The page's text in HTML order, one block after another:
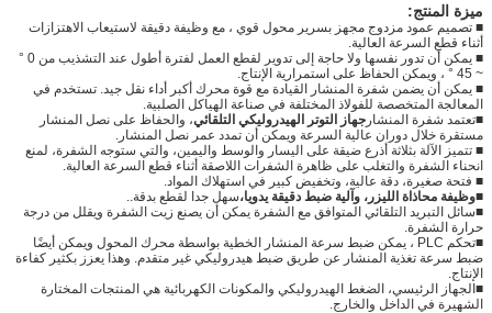
ميزة المنتج:
■ تصميم عمود مزدوج مجهز بسرير محول قوي ، مع وظيفة دقيقة لاستيعاب الاهتزازات
أثناء قطع السرعة العالية.
■ يمكن أن تدور نفسها ولا حاجة إلى تدوير لقطع العمل لفترة أطول عند التشذيب من 0 °
~ 45 ° ، ويمكن الحفاظ على استمرارية الإنتاج.
■ يمكن أن يضمن شفرة المنشار القيادة مع قوة محرك أكبر أداء نقل جيد. تستخدم في
المعالجة المتخصصة للفولاذ المختلفة في صناعة الهياكل الصلبية.
■تعتمد شفرة المنشار جهاز التوتر الهيدروليكي التلقائي، والحفاظ على نصل المنشار
مستقرة خلال دوران عالية السرعة ويمكن أن تمدد عمر نصل المنشار.
■ تتميز الآلة بثلاثة أذرع ضيقة على اليسار والوسط واليمين، والتي ستوجه الشفرة، لمنع
انحناء الشفرة والتغلب على ظاهرة الشفرات اللاصقة أثناء قطع السرعة العالية.
■ فتحة صغيرة، دقة عالية، وتخفيض كبير في استهلاك المواد.
■وظيفة محاذاة الليزر، وآلية ضبط دقيقة يدويا،سهل جدا لقطع بدقة..
■سائل التبريد التلقائي المتوافق مع الشفرة يمكن أن يصنع زيت الشفرة ويقلل من درجة
حرارة الشفرة.
■تحكم PLC ، يمكن ضبط سرعة المنشار الخطية بواسطة محرك المحول ويمكن أيضًا
ضبط سرعة تغذية المنشار عن طريق ضبط هيدروليكي غير متقدم. وهذا يعزز بكثير كفاءة
الإنتاج.
■الجهاز الرئيسي، الضغط الهيدروليكي والمكونات الكهربائية هي المنتجات المختارة
الشهيرة في الداخل والخارج.